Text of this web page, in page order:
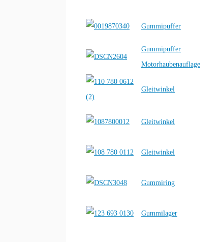
Gummipuffer
Gummipuffer
Motorhaubenauflage
Gleitwinkel
Gleitwinkel
Gleitwinkel
Gummiring
Gummilager